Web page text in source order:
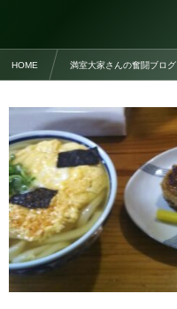
HOME 満室大家さんの奮闘ブログ